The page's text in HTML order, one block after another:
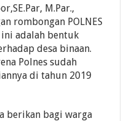
M.Par.,
rombongan POLNES
ini adalah bentuk
desa binaan.
Polnes sudah
di tahun 2019
berikan bagi warga